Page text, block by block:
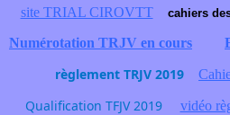
site TRIAL CIROVTTcahiers
Numérotation TRJV en cours
règlement TRJV 2019
Qualification TFJV 2019 vidéo